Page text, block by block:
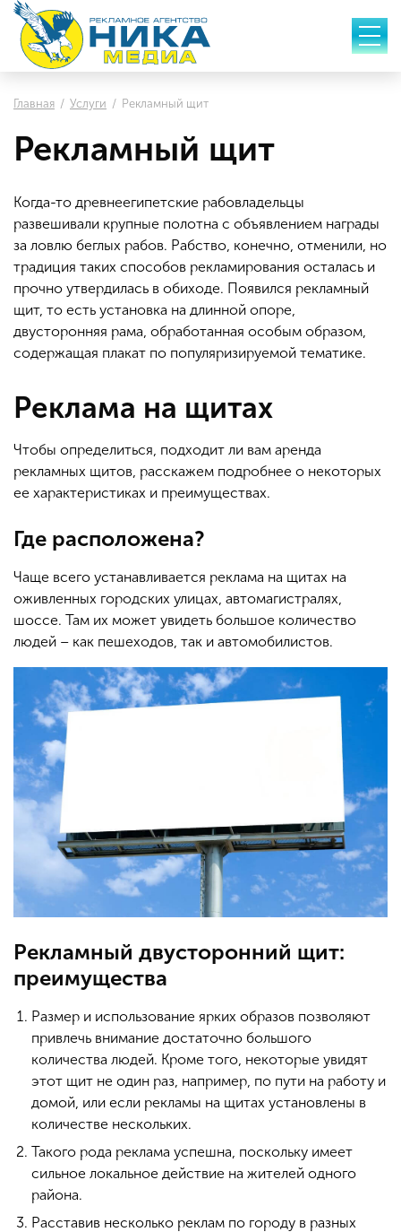
Главная Услуги Рекламный щит
Рекламный щит
Когда-то древнеегипетские рабовладельцы
развешивали крупные полотна с объявлением награды
за ловлю беглых рабов. Рабство, конечно, отменили, но
традиция таких способов рекламирования осталась и
прочно утвердилась в обиходе. Появился рекламный
щит, то есть установка на длинной опоре,
двусторонняя рама, обработанная особым образом,
содержащая плакат по популяризируемой тематике.
Реклама на щитах
Чтобы определиться, подходит ли вам аренда
рекламных щитов, расскажем подробнее о некоторых
ее характеристиках и преимуществах.
Где расположена?
Чаще всего устанавливается реклама на щитах на
оживленных городских улицах, автомагистралях,
шоссе. Там их может увидеть большое количество
людей – как пешеходов, так и автомобилистов.
Рекламный двусторонний щит:
преимущества
Размер и использование ярких образов позволяют
привлечь внимание достаточно большого
количества людей. Кроме того, некоторые увидят
этот щит не один раз, например, по пути на работу и
домой, или если рекламы на щитах установлены в
количестве нескольких.
Такого рода реклама успешна, поскольку имеет
сильное локальное действие на жителей одного
района.
Расставив несколько реклам по городу в разных